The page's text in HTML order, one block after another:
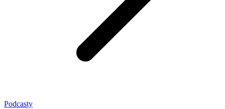
Podcasty